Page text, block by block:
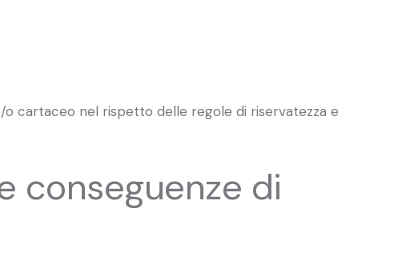
cartaceo nel rispetto delle regole di riservatezza e
conseguenze di